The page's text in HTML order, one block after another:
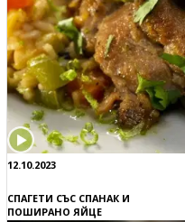
12.10.2023
СПАГЕТИ СЪС СПАНАК И
ПОШИРАНО ЯЙЦЕ